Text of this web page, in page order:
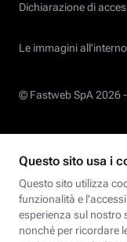
Dichiarazione di
Le immagini
© Fastweb SpA 2026 -